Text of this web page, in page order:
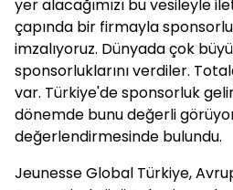
yer alacağımızı bu vesileyle
çapında bir firmayla
imzalıyoruz. Dünyada çok
sponsorluklarını verdiler.
var. Türkiye'de sponsorluk
dönemde bunu değerli
değerlendirmesinde bulundu.
Jeunesse Global Türkiye,